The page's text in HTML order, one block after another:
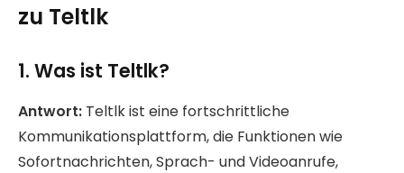
zu Teltlk
1. Was ist Teltlk?
Antwort: Teltlk ist eine fortschrittliche
Kommunikationsplattform, die Funktionen wie
Sofortnachrichten, Sprach- und Videoanrufe,